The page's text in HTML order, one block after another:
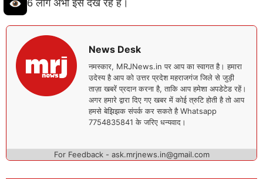
6 लोग अभी इसे देख रहे हैं।
News Desk
नमस्कार, MRJNews.in पर आप का स्वागत है। हमारा
उदेस्य है आप को उत्तर प्रदेश महराजगंज जिले से जुड़ी
ताज़ा खबरें प्रदान करना है, ताकि आप हमेशा अपडेटेड रहें।
अगर हमारे द्वारा दिए गए खबर में कोई त्रुटि होती है तो आप
हमसे बेझिझक संपर्क कर सकते है Whatsapp
7754835841 के जरिए धन्यवाद।
For Feedback - ask.mrjnews.in@gmail.com